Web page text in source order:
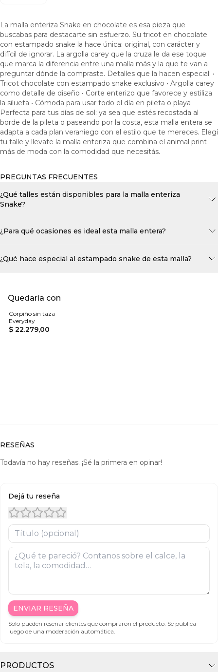
La malla enteriza Snake en chocolate es esa pieza que
buscabas para destacarte sin esfuerzo. Su tricot en chocolate
con estampado snake la hace única: original, con carácter y
difícil de ignorar. La argolla carey que la cruza le da ese toque
que marca la diferencia entre una malla más y la que te van a
preguntar dónde la compraste. Detalles que la hacen especial: •
Tricot chocolate con estampado snake exclusivo • Argolla carey
como detalle de diseño • Corte enterizo que favorece y estiliza
la silueta • Cómoda para usar todo el día en pileta o playa
Perfecta para tus días de sol: ya sea que estés recostada al
borde de la pileta o paseando por la costa, esta malla entera se
adapta a cada plan veraniego con el estilo que te mereces. Elegí
tu talle y llevate la malla enteriza que combina el animal print
más de moda con la comodidad que necesitás.
PREGUNTAS FRECUENTES
¿Qué talles están disponibles para la malla enteriza
Snake?
¿Para qué ocasiones es ideal esta malla entera?
¿Qué hace especial al estampado snake de esta malla?
Quedaría con
Corpiño sin taza
Everyday
$ 22.279,00
RESEÑAS
Todavía no hay reseñas. ¡Sé la primera en opinar!
Dejá tu reseña
ENVIAR RESEÑA
Solo pueden reseñar clientes que compraron el producto. Se publica
luego de una moderación automática.
PRODUCTOS